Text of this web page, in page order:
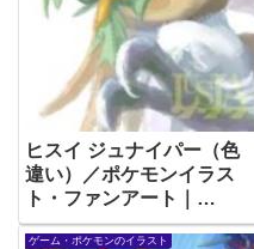
ヒスイ ジュナイパー（色
違い）／ポケモンイラス
ト・ファンアート｜
Decidueye2
ゲーム・ポケモンのイラスト